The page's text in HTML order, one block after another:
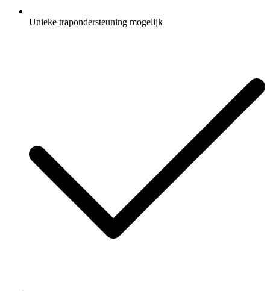
Unieke trapondersteuning mogelijk